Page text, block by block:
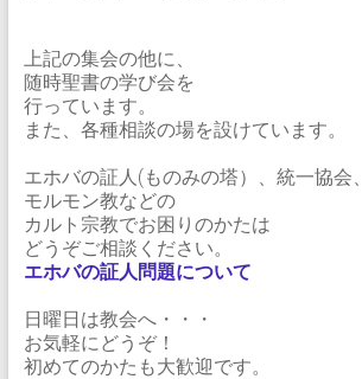
上記の集会の他に、
随時聖書の学び会を
行っています。
また、各種相談の場を設けています。
エホバの証人(ものみの塔）、統一協会、
モルモン教などの
カルト宗教でお困りのかたは
どうぞご相談ください。
エホバの証人問題について
日曜日は教会へ・・・
お気軽にどうぞ！
初めてのかたも大歓迎です。